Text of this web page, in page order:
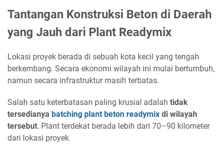
Tantangan Konstruksi Beton di Daerah
yang Jauh dari Plant Readymix
Lokasi proyek berada di sebuah kota kecil yang tengah
berkembang. Secara ekonomi wilayah ini mulai bertumbuh,
namun secara infrastruktur masih terbatas.
Salah satu keterbatasan paling krusial adalah tidak
tersedianya batching plant beton readymix di wilayah
tersebut. Plant terdekat berada lebih dari 70–90 kilometer
dari lokasi proyek.